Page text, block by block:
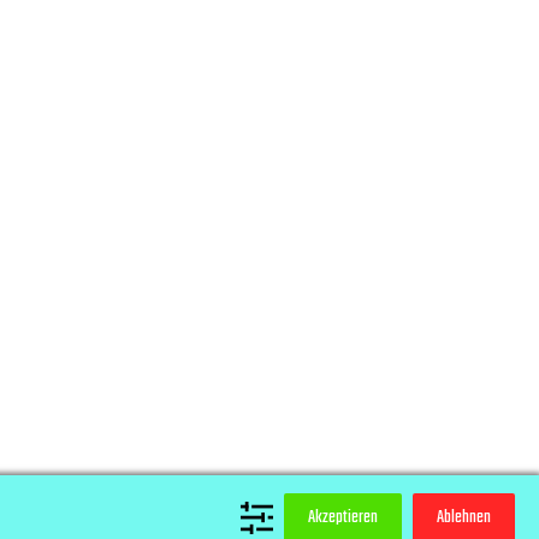
Akzeptieren Ablehnen